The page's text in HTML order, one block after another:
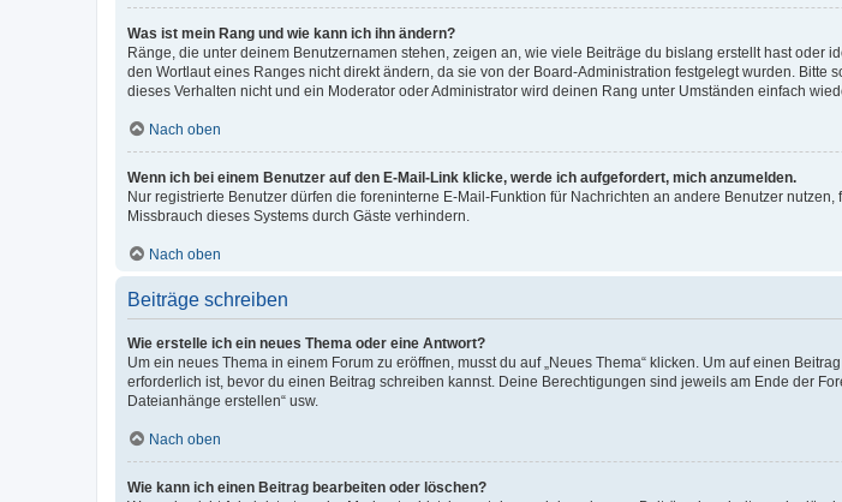
Was ist mein Rang und wie kann ich ihn ändern?
Ränge, die unter deinem Benutzernamen stehen, zeigen an, wie viele Beiträge du bislang erstellt hast
den Wortlaut eines Ranges nicht direkt ändern, da sie von der Board-Administration festgelegt wurden.
dieses Verhalten nicht und ein Moderator oder Administrator wird deinen Rang unter Umständen einfach
Nach oben
Wenn ich bei einem Benutzer auf den E-Mail-Link klicke, werde ich aufgefordert, mich anzumelden.
Nur registrierte Benutzer dürfen die foreninterne E-Mail-Funktion für Nachrichten an andere Benutzer
Missbrauch dieses Systems durch Gäste verhindern.
Nach oben
Beiträge schreiben
Wie erstelle ich ein neues Thema oder eine Antwort?
Um ein neues Thema in einem Forum zu eröffnen, musst du auf „Neues Thema“ klicken. Um auf einen
erforderlich ist, bevor du einen Beitrag schreiben kannst. Deine Berechtigungen sind jeweils am Ende der
Dateianhänge erstellen“ usw.
Nach oben
Wie kann ich einen Beitrag bearbeiten oder löschen?